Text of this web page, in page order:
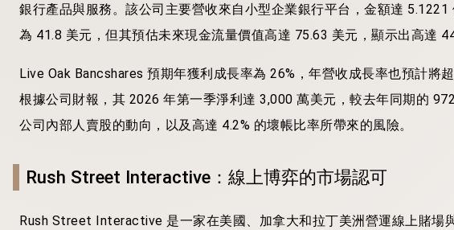
銀行產品與服務。該公司主要營收來自小型企業銀行平台，金額達
為 41.8 美元，但其預估未來現金流量價值高達 75.63 美元，顯示出高達
Live Oak Bancshares 預期年獲利成長率為 26%，年營收成長率也預計將
根據公司財報，其 2026 年第一季淨利達 3,000 萬美元，較去年同期的
公司內部人賣股的動向，以及高達 4.2% 的壞帳比率所帶來的風險。
Rush Street Interactive：線上博弈的市場認可
Rush Street Interactive 是一家在美國、加拿大和拉丁美洲營運線上賭場